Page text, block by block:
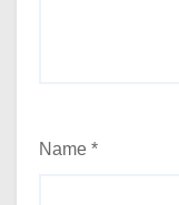
Name *